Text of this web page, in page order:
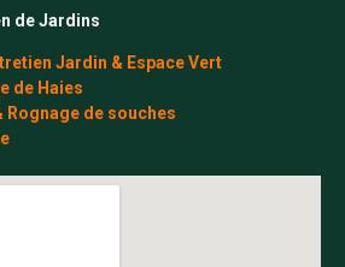
de Jardins
Jardin & Espace Vert
de Haies
Rognage de souches